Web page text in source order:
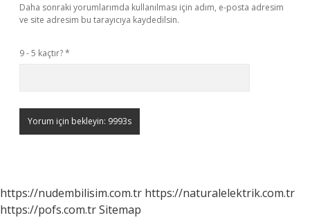
Daha sonraki yorumlarımda kullanılması için adım, e-posta adresim
ve site adresim bu tarayıcıya kaydedilsin.
9 - 5 kaçtır?*
https://nudembilisim.com.tr https://naturalelektrik.com.tr
https://pofs.com.trSitemap